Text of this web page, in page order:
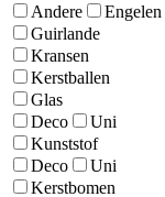
Andere
Engelen
Guirlande
Kransen
Kerstballen
Glas
Deco
Uni
Kunststof
Deco
Uni
Kerstbomen